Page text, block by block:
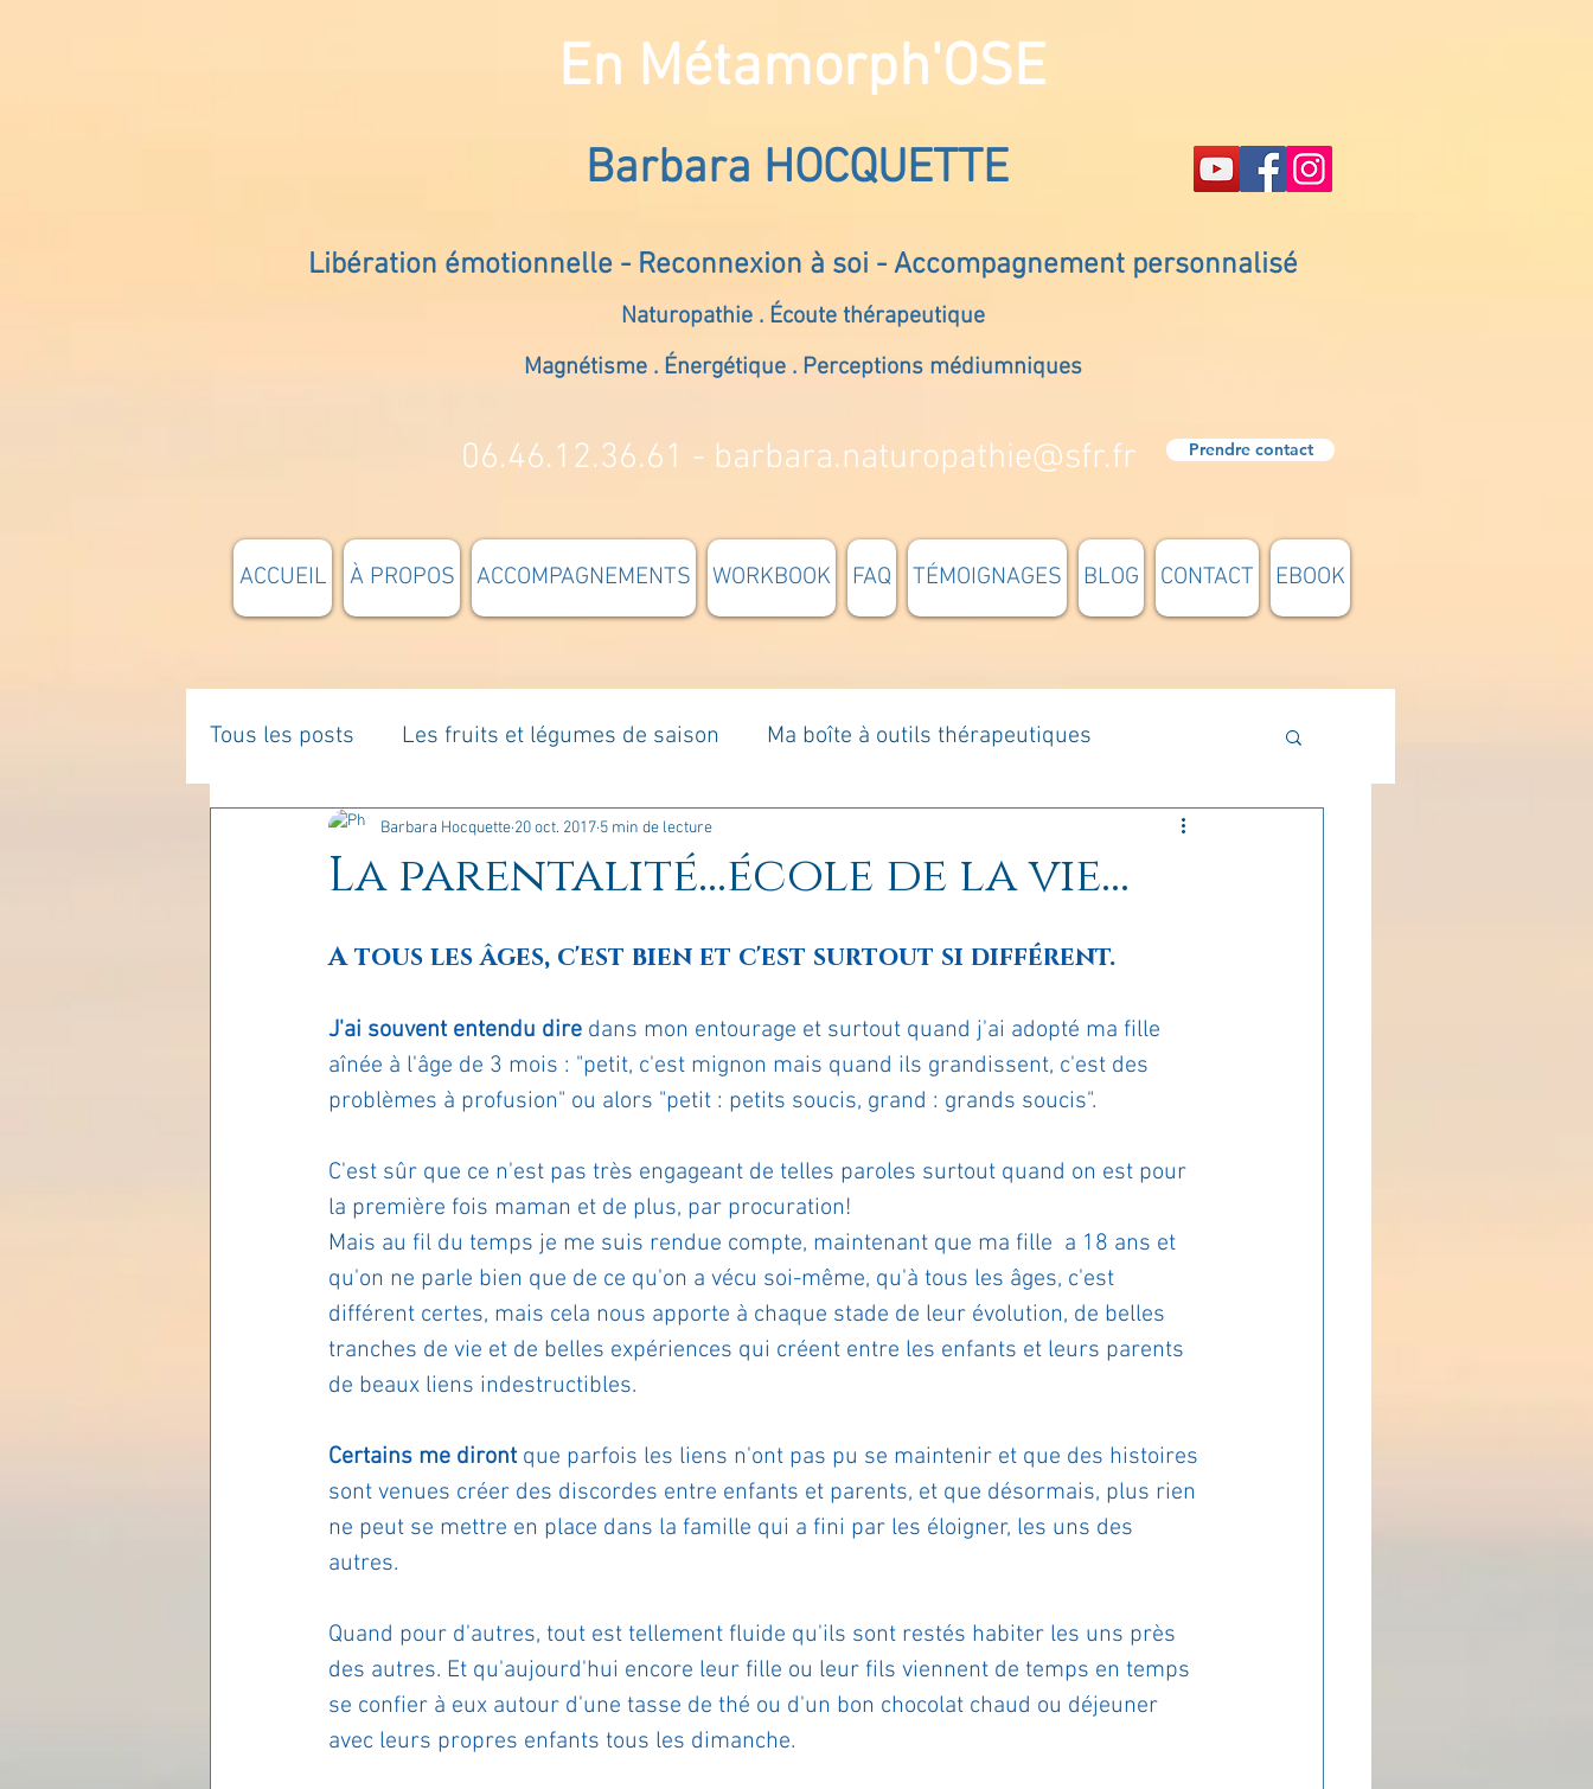
En Métamorph'OSE
Barbara HOCQUETTE
Libération émotionnelle - Reconnexion à soi - Accompagnement personnalisé
Naturopathie . Écoute thérapeutique
Magnétisme . Énergétique . Perceptions médiumniques
06.46.12.36.61 - barbara.naturopathie@sfr.fr Prendre contact
ACCUEIL À PROPOS ACCOMPAGNEMENTS WORKBOOK FAQ TÉMOIGNAGES BLOG CONTACT EBOOK
Tous les posts Les fruits et légumes de saison Ma boîte à outils thérapeutiques
La parentalité De vous à moi... Rome : voyage Méthodologie
estime de soi Votre communauté C'est mon histoire La pensée du jour
Les lois universelles Journal de bord Terestchenko Pensée du jour
La parentalité...école de la vie...
Barbara Hocquette 20 oct. 2017 5 min de lecture
A tous les âges, c'est bien et c'est surtout si différent.
J'ai souvent entendu dire dans mon entourage et surtout quand j'ai adopté ma fille
aînée à l'âge de 3 mois : "petit, c'est mignon mais quand ils grandissent, c'est des
problèmes à profusion" ou alors "petit : petits soucis, grand : grands soucis".
C'est sûr que ce n'est pas très engageant de telles paroles surtout quand on est pour
la première fois maman et de plus, par procuration!
Mais au fil du temps je me suis rendue compte, maintenant que ma fille  a 18 ans et
qu'on ne parle bien que de ce qu'on a vécu soi-même, qu'à tous les âges, c'est
différent certes, mais cela nous apporte à chaque stade de leur évolution, de belles
tranches de vie et de belles expériences qui créent entre les enfants et leurs parents
de beaux liens indestructibles.
Certains me diront que parfois les liens n'ont pas pu se maintenir et que des histoires
sont venues créer des discordes entre enfants et parents, et que désormais, plus rien
ne peut se mettre en place dans la famille qui a fini par les éloigner, les uns des
autres.
Quand pour d'autres, tout est tellement fluide qu'ils sont restés habiter les uns près
des autres. Et qu'aujourd'hui encore leur fille ou leur fils viennent de temps en temps
se confier à eux autour d'une tasse de thé ou d'un bon chocolat chaud ou déjeuner
avec leurs propres enfants tous les dimanche.